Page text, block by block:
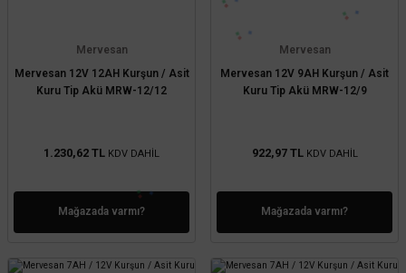
Mervesan
Mervesan 12V 12AH Kurşun / Asit
Kuru Tip Akü MRW-12/12
1.230,62 TL KDV DAHİL
Mağazada varmı?
Mervesan
Mervesan 12V 9AH Kurşun / Asit
Kuru Tip Akü MRW-12/9
922,97 TL KDV DAHİL
Mağazada varmı?